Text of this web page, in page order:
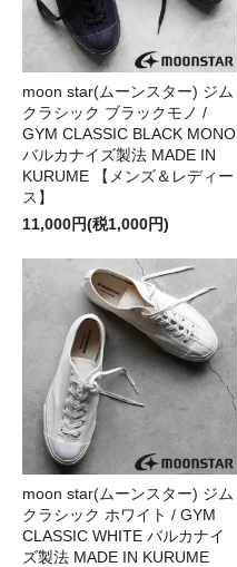
moon star(ムーンスター) ジム
クラシック ブラックモノ /
GYM CLASSIC BLACK MONO
バルカナイズ製法 MADE IN
KURUME 【メンズ＆レディー
ス】
11,000円(税1,000円)
moon star(ムーンスター) ジム
クラシック ホワイト / GYM
CLASSIC WHITE バルカナイ
ズ製法 MADE IN KURUME